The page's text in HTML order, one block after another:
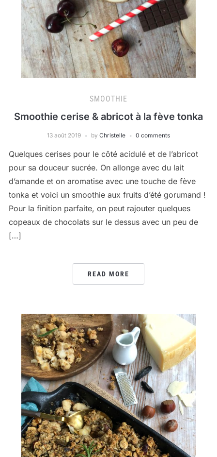
SMOOTHIE
Smoothie cerise & abricot à la fève tonka
13 août 2019 by Christelle 0 comments
Quelques cerises pour le côté acidulé et de l’abricot
pour sa douceur sucrée. On allonge avec du lait
d’amande et on aromatise avec une touche de fève
tonka et voici un smoothie aux fruits d’été gorumand !
Pour la finition parfaite, on peut rajouter quelques
copeaux de chocolats sur le dessus avec un peu de
[…]
READ MORE